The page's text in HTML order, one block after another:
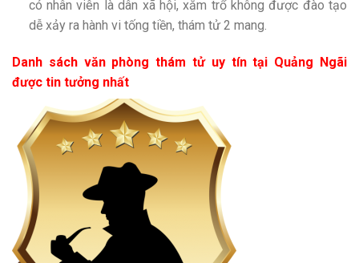
có nhân viên là dân xã hội, xăm trổ không được đào tạo
dễ xảy ra hành vi tống tiền, thám tử 2 mang.
Danh sách văn phòng thám tử uy tín tại Quảng Ngãi
được tin tưởng nhất